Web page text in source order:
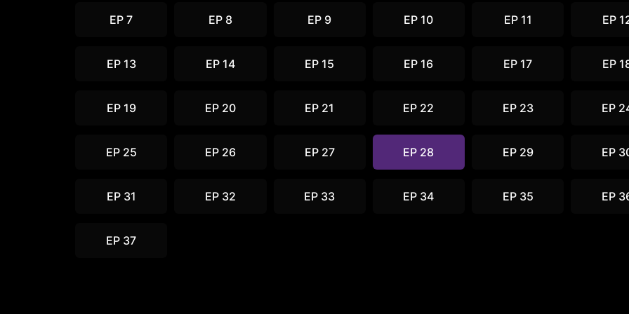
EP 7 EP 8 EP 9 EP 10 EP 11 EP
EP 13 EP 14 EP 15 EP 16 EP 17 EP
EP 19 EP 20 EP 21 EP 22 EP 23 EP
EP 25 EP 26 EP 27 EP 28 EP 29 EP
EP 31 EP 32 EP 33 EP 34 EP 35 EP
EP 37